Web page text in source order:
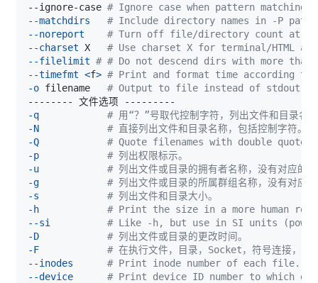
--ignore-case # Ignore case when pattern matching.
--matchdirs
# Include directory names in -P
--noreport
# Turn off file/directory count at
--charset X # Use charset X for terminal/HTML
--filelimit # # Do not descend dirs with more
--timefmt <f> # Print and format time according to
-o filename # Output to file instead of stdout.
-q
# 用“？”号取代控制字符，列出文件和目录名
-N
# 直接列出文件和目录名称，包括控制字符。
-Q
# Quote filenames with double quotes.
-p
# 列出权限标示。
-u
# 列出文件或目录的拥有者名称，没有对应的
-g
# 列出文件或目录的所属群组名称，没有对应
-s
# 列出文件和目录大小。
-h
# Print the size in a more human
--si
# Like -h, but use in SI units
-D
# 列出文件或目录的更改时间。
-F
# 在执行文件，目录，Socket，符号连接，
--inodes
# Print inode number of each file.
--device
# Print device ID number to which